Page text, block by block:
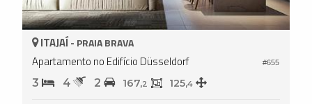
#655
ITAJAÍ - PRAIA BRAVA
Apartamento no Edifício Düsseldorf
3 4 2 167,2 125,4